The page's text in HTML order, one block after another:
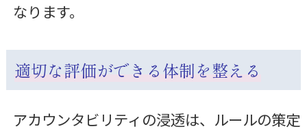
なります。
適切な評価ができる体制を整える
アカウンタビリティの浸透は、ルールの策定